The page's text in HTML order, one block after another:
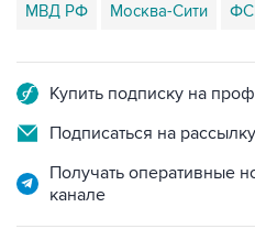
МВД РФ Москва-Сити
Купить подписку на
Подписаться на
Получать оперативные
канале